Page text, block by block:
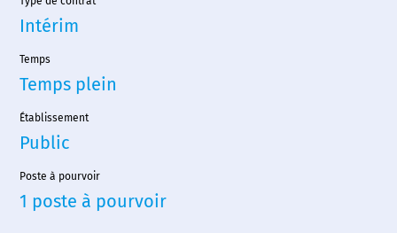
Nous choisir
Intérim
Temps
Temps plein
Établissement
Public
Poste à pourvoir
1 poste à pourvoir